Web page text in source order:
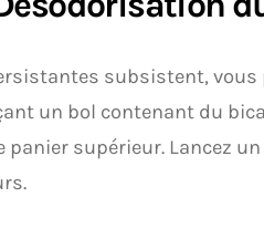
subsistent, vous
un bol contenant du
panier supérieur. Lancez